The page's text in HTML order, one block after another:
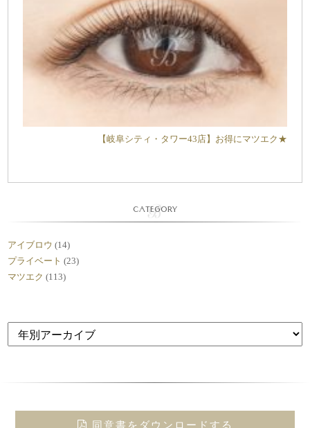
【岐阜シティ・タワー43店】お得にマツエク★
CATEGORY
アイブロウ (14)
プライベート (23)
マツエク (113)
同意書をダウンロードする